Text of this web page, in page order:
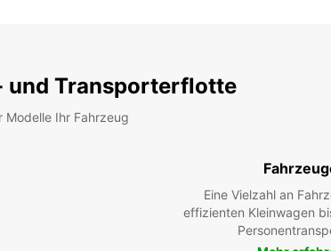
und Transporterflotte
Modelle Ihr Fahrzeug
Eine Vielzahl an
effizienten Kleinwagen